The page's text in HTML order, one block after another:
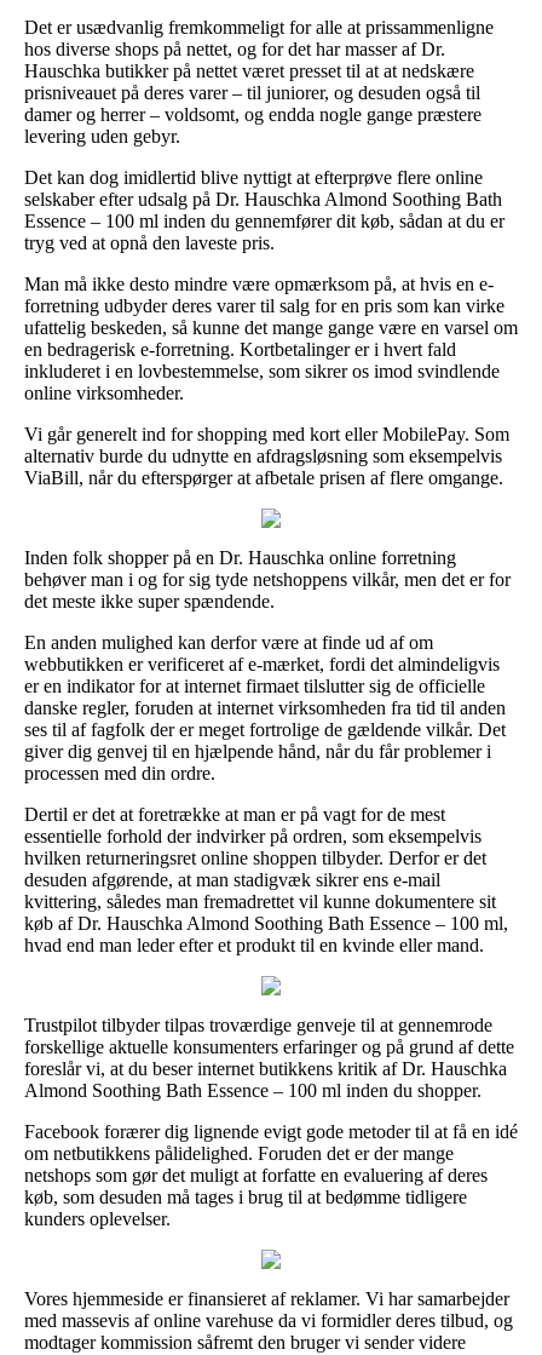
Det er usædvanlig fremkommeligt for alle at prissammenligne
hos diverse shops på nettet, og for det har masser af Dr.
Hauschka butikker på nettet været presset til at at nedskære
prisniveauet på deres varer – til juniorer, og desuden også til
damer og herrer – voldsomt, og endda nogle gange præstere
levering uden gebyr.
Det kan dog imidlertid blive nyttigt at efterprøve flere online
selskaber efter udsalg på Dr. Hauschka Almond Soothing Bath
Essence – 100 ml inden du gennemfører dit køb, sådan at du er
tryg ved at opnå den laveste pris.
Man må ikke desto mindre være opmærksom på, at hvis en e-
forretning udbyder deres varer til salg for en pris som kan virke
ufattelig beskeden, så kunne det mange gange være en varsel om
en bedragerisk e-forretning. Kortbetalinger er i hvert fald
inkluderet i en lovbestemmelse, som sikrer os imod svindlende
online virksomheder.
Vi går generelt ind for shopping med kort eller MobilePay. Som
alternativ burde du udnytte en afdragsløsning som eksempelvis
ViaBill, når du efterspørger at afbetale prisen af flere omgange.
Inden folk shopper på en Dr. Hauschka online forretning
behøver man i og for sig tyde netshoppens vilkår, men det er for
det meste ikke super spændende.
En anden mulighed kan derfor være at finde ud af om
webbutikken er verificeret af e-mærket, fordi det almindeligvis
er en indikator for at internet firmaet tilslutter sig de officielle
danske regler, foruden at internet virksomheden fra tid til anden
ses til af fagfolk der er meget fortrolige de gældende vilkår. Det
giver dig genvej til en hjælpende hånd, når du får problemer i
processen med din ordre.
Dertil er det at foretrække at man er på vagt for de mest
essentielle forhold der indvirker på ordren, som eksempelvis
hvilken returneringsret online shoppen tilbyder. Derfor er det
desuden afgørende, at man stadigvæk sikrer ens e-mail
kvittering, således man fremadrettet vil kunne dokumentere sit
køb af Dr. Hauschka Almond Soothing Bath Essence – 100 ml,
hvad end man leder efter et produkt til en kvinde eller mand.
Trustpilot tilbyder tilpas troværdige genveje til at gennemrode
forskellige aktuelle konsumenters erfaringer og på grund af dette
foreslår vi, at du beser internet butikkens kritik af Dr. Hauschka
Almond Soothing Bath Essence – 100 ml inden du shopper.
Facebook forærer dig lignende evigt gode metoder til at få en idé
om netbutikkens pålidelighed. Foruden det er der mange
netshops som gør det muligt at forfatte en evaluering af deres
køb, som desuden må tages i brug til at bedømme tidligere
kunders oplevelser.
Vores hjemmeside er finansieret af reklamer. Vi har samarbejder
med massevis af online varehuse da vi formidler deres tilbud, og
modtager kommission såfremt den bruger vi sender videre